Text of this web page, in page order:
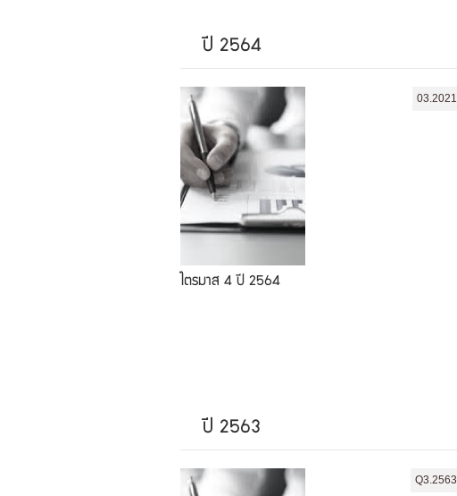
ปี 2564
ไตรมาส 4 ปี 2564
03.2021
ปี 2563
Q3.2563